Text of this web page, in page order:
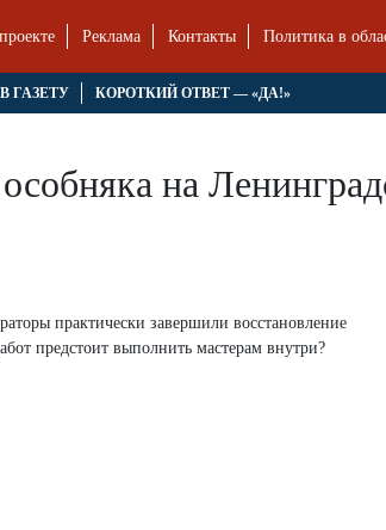
Реклама Контакты Политика в
ГАЗЕТУ КОРОТКИЙ ОТВЕТ — «ДА!»
на
практически завершили восстановление
предстоит выполнить мастерам внутри?